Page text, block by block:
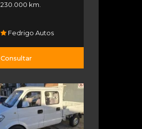
230.000 km.
Fedrigo Autos
Consultar